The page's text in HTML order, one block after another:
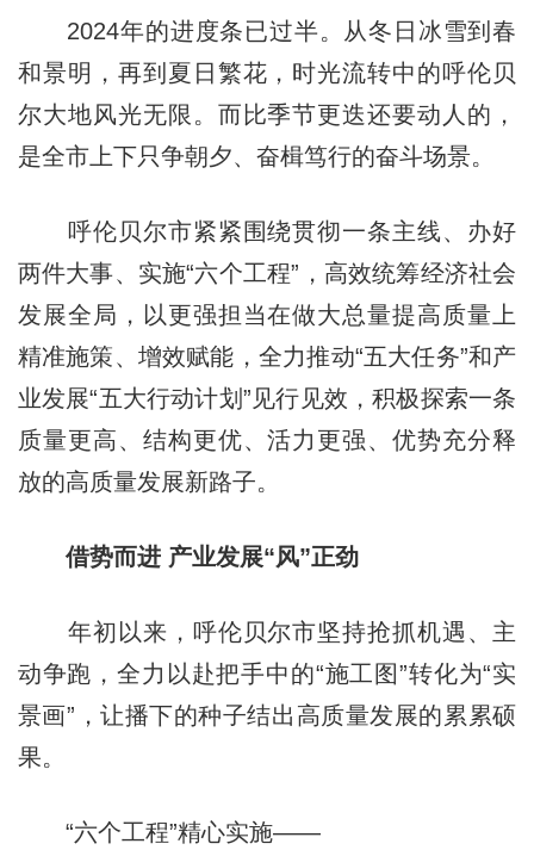
2024年的进度条已过半。从冬日冰雪到春
和景明，再到夏日繁花，时光流转中的呼伦贝
尔大地风光无限。而比季节更迭还要动人的，
是全市上下只争朝夕、奋楫笃行的奋斗场景。
呼伦贝尔市紧紧围绕贯彻一条主线、办好
两件大事、实施“六个工程”，高效统筹经济社会
发展全局，以更强担当在做大总量提高质量上
精准施策、增效赋能，全力推动“五大任务”和产
业发展“五大行动计划”见行见效，积极探索一条
质量更高、结构更优、活力更强、优势充分释
放的高质量发展新路子。
借势而进 产业发展“风”正劲
年初以来，呼伦贝尔市坚持抢抓机遇、主
动争跑，全力以赴把手中的“施工图”转化为“实
景画”，让播下的种子结出高质量发展的累累硕
果。
“六个工程”精心实施——